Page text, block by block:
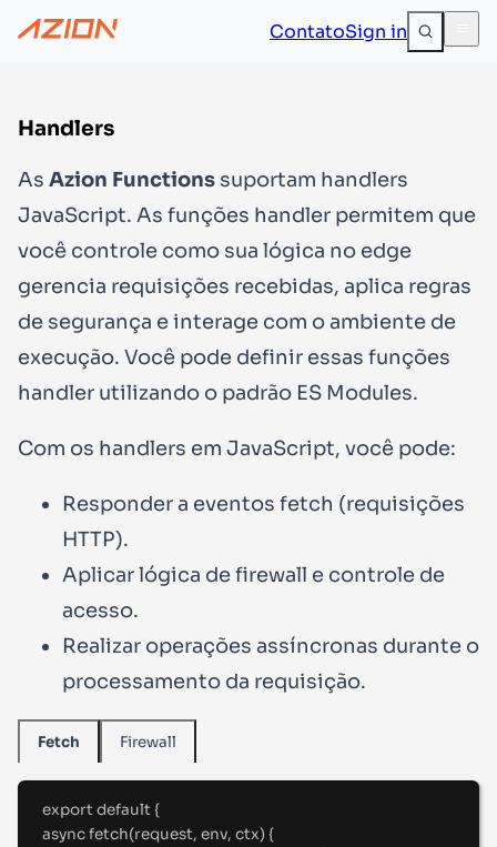
ContatoSign in
Handlers
As Azion Functions suportam handlers
JavaScript. As funções handler permitem que
você controle como sua lógica no edge
gerencia requisições recebidas, aplica regras
de segurança e interage com o ambiente de
execução. Você pode definir essas funções
handler utilizando o padrão ES Modules.
Com os handlers em JavaScript, você pode:
Responder a eventos fetch (requisições
HTTP).
Aplicar lógica de firewall e controle de
acesso.
Realizar operações assíncronas durante o
processamento da requisição.
Fetch Firewall
export default {
async fetch(request, env, ctx) {